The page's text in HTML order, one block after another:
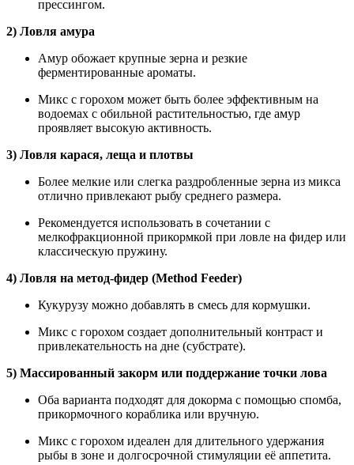
прессингом.
2) Ловля амура
Амур обожает крупные зерна и резкие
ферментированные ароматы.
Микс с горохом может быть более эффективным на
водоемах с обильной растительностью, где амур
проявляет высокую активность.
3) Ловля карася, леща и плотвы
Более мелкие или слегка раздробленные зерна из микса
отлично привлекают рыбу среднего размера.
Рекомендуется использовать в сочетании с
мелкофракционной прикормкой при ловле на фидер или
классическую пружину.
4) Ловля на метод-фидер (Method Feeder)
Кукурузу можно добавлять в смесь для кормушки.
Микс с горохом создает дополнительный контраст и
привлекательность на дне (субстрате).
5) Массированный закорм или поддержание точки лова
Оба варианта подходят для докорма с помощью спомба,
прикормочного кораблика или вручную.
Микс с горохом идеален для длительного удержания
рыбы в зоне и долгосрочной стимуляции её аппетита.